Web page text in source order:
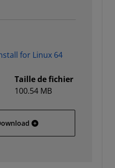
for Linux 64
Taille de fichier
100.54 MB
SDK 2017.3 WebInstall